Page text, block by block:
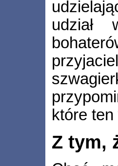
udział
które
Z tym,